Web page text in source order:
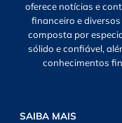
oferece notícias e
financeiro e
composta por
sólido e confiável,
conhecimentos
SAIBA MAIS